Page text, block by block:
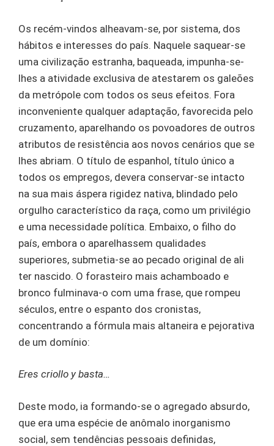
Os recém-vindos alheavam-se, por sistema, dos
hábitos e interesses do país. Naquele saquear-se
uma civilização estranha, baqueada, impunha-se-
lhes a atividade exclusiva de atestarem os galeões
da metrópole com todos os seus efeitos. Fora
inconveniente qualquer adaptação, favorecida pelo
cruzamento, aparelhando os povoadores de outros
atributos de resistência aos novos cenários que se
lhes abriam. O título de espanhol, título único a
todos os empregos, devera conservar-se intacto
na sua mais áspera rigidez nativa, blindado pelo
orgulho característico da raça, como um privilégio
e uma necessidade política. Embaixo, o filho do
país, embora o aparelhassem qualidades
superiores, submetia-se ao pecado original de ali
ter nascido. O forasteiro mais achamboado e
bronco fulminava-o com uma frase, que rompeu
séculos, entre o espanto dos cronistas,
concentrando a fórmula mais altaneira e pejorativa
de um domínio:
Eres criollo y basta…
Deste modo, ia formando-se o agregado absurdo,
que era uma espécie de anômalo inorganismo
social, sem tendências pessoais definidas,